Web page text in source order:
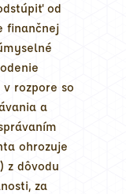
od
finančnej
rozpore so
a
ohrozuje
z dôvodu
za